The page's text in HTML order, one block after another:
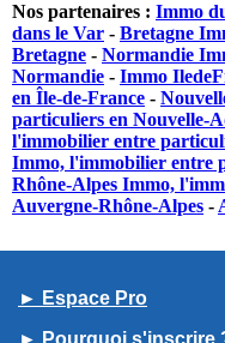
Nos partenaires : Immo
dans le Var - Bretagne
Bretagne - Normandie
Normandie - Immo
en Île-de-France -
particuliers en Nouvelle-
l'immobilier entre
Immo, l'immobilier entre
Rhône-Alpes Immo,
Auvergne-Rhône-Alpes -
► Espace Pro
► Pourquoi s'inscrire